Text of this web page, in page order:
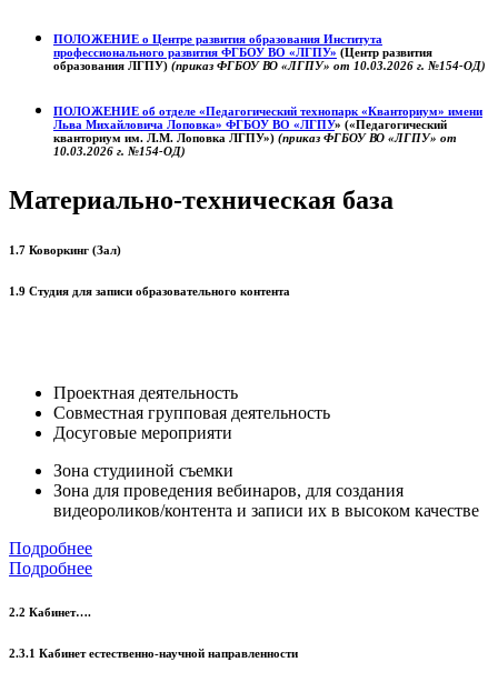
ПОЛОЖЕНИЕ о Центре развития образования Института
профессионального развития ФГБОУ ВО «ЛГПУ» (Центр развития
образования ЛГПУ) (приказ ФГБОУ ВО «ЛГПУ» от 10.03.2026 г. №154-ОД)
ПОЛОЖЕНИЕ об отделе «Педагогический технопарк «Кванториум» имени
Льва Михайловича Лоповка» ФГБОУ ВО «ЛГПУ» («Педагогический
кванториум им. Л.М. Лоповка ЛГПУ») (приказ ФГБОУ ВО «ЛГПУ» от
10.03.2026 г. №154-ОД)
Материально-техническая база
1.7 Коворкинг (Зал)
1.9 Студия для записи образовательного контента
Проектная деятельность
Совместная групповая деятельность
Досуговые мероприяти
Зона студииной съемки
Зона для проведения вебинаров, для создания
видеороликов/контента и записи их в высоком качестве
Подробнее
Подробнее
2.2 Кабинет….
2.3.1 Кабинет естественно-научной направленности